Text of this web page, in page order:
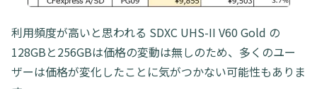
利用頻度が高いと思われる SDXC UHS-II V60 Gold の
128GBと256GBは価格の変動は無しのため、多くのユー
ザーは価格が変化したことに気がつかない可能性もありま